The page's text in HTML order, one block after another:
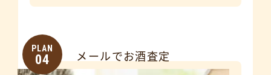
PLAN
04 メールでお酒査定